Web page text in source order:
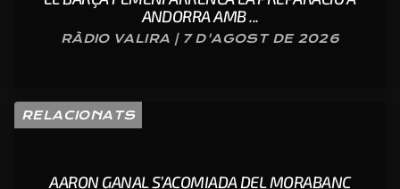
ANDORRA AMB ...
RÀDIO VALIRA | 7 D'AGOST DE 2026
RELACIONATS
AARON GANAL S’ACOMIADA DEL MORABANC